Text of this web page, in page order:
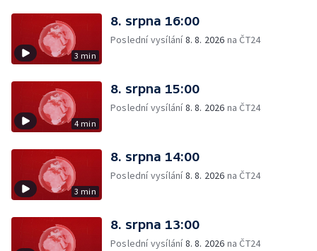
3 min
8. srpna 16:00
Poslední vysílání8. 8. 2026 na ČT24
4 min
8. srpna 15:00
Poslední vysílání8. 8. 2026 na ČT24
3 min
8. srpna 14:00
Poslední vysílání8. 8. 2026 na ČT24
8. srpna 13:00
Poslední vysílání8. 8. 2026 na ČT24